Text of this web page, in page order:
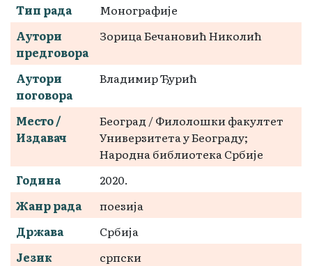
Тип рада
Монографије
Аутори
предговора
Зорица Бечановић Николић
Аутори
поговора
Владимир Ђурић
Место /
Издавач
Београд / Филолошки факултет
Универзитета у Београду;
Народна библиотека Србије
Година
2020.
Жанр рада
поезија
Држава
Србија
Језик
српски